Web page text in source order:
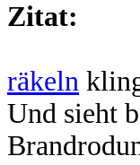
Zitat:
räkeln
Und sieht